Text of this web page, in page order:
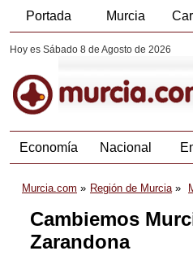
Portada Murcia
Hoy es Sábado 8 de Agosto de 2026
Economía Nacional
Murcia.com Región de Murcia
Cambiemos
Zarandona